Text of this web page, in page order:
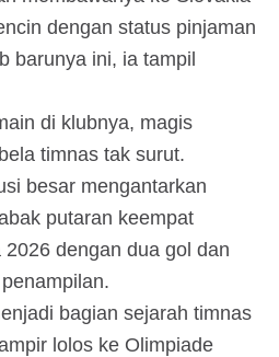
dengan status pinjaman
barunya ini, ia tampil
di klubnya, magis
timnas tak surut.
besar mengantarkan
putaran keempat
dengan dua gol dan
bagian sejarah timnas
lolos ke Olimpiade